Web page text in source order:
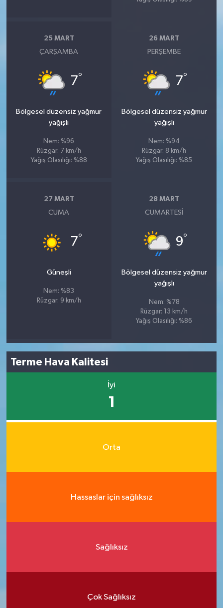
25 MART
ÇARŞAMBA
7°
Bölgesel düzensiz yağmur
yağışlı
Nem: %96
Rüzgar: 7 km/h
Yağış Olasılığı: %88
26 MART
PERŞEMBE
7°
Bölgesel düzensiz yağmur
yağışlı
Nem: %94
Rüzgar: 8 km/h
Yağış Olasılığı: %85
27 MART
CUMA
7°
Güneşli
Nem: %83
Rüzgar: 9 km/h
28 MART
CUMARTESI
9°
Bölgesel düzensiz yağmur
yağışlı
Nem: %78
Rüzgar: 13 km/h
Yağış Olasılığı: %86
Terme Hava Kalitesi
İyi
1
Orta
Hassaslar için sağlıksız
Sağlıksız
Çok Sağlıksız